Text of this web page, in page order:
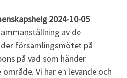
2024-10-05
av de
församlingsmötet på
på vad som händer
Vi har en levande och